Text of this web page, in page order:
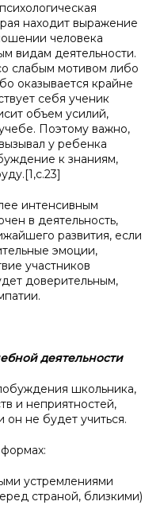
находит выражение
человека
видам деятельности.
слабым мотивом либо
оказывается крайне
себя ученик
объем усилий,
Поэтому важно,
у ребенка
к знаниям,
интенсивным
в деятельность,
развития, если
эмоции,
участников
доверительным,
деятельности
школьника,
и неприятностей,
он не будет учиться.
устремлениями
страной, близкими)